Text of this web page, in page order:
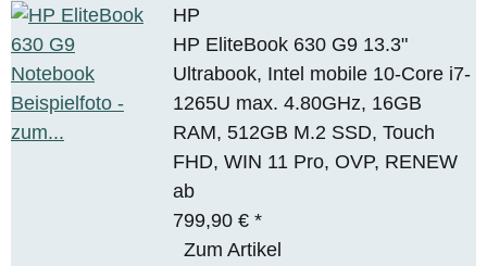
HP
HP EliteBook 630 G9 13.3"
Ultrabook, Intel mobile 10-Core i7-
1265U max. 4.80GHz, 16GB
RAM, 512GB M.2 SSD, Touch
FHD, WIN 11 Pro, OVP, RENEW
ab
799,90 €*
Zum Artikel